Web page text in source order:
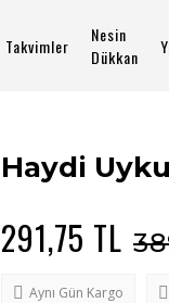
Takvimler
Nesin
Dükkan
Haydi
291,75 TL
Aynı Gün Kargo